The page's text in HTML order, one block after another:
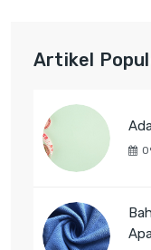
Artikel